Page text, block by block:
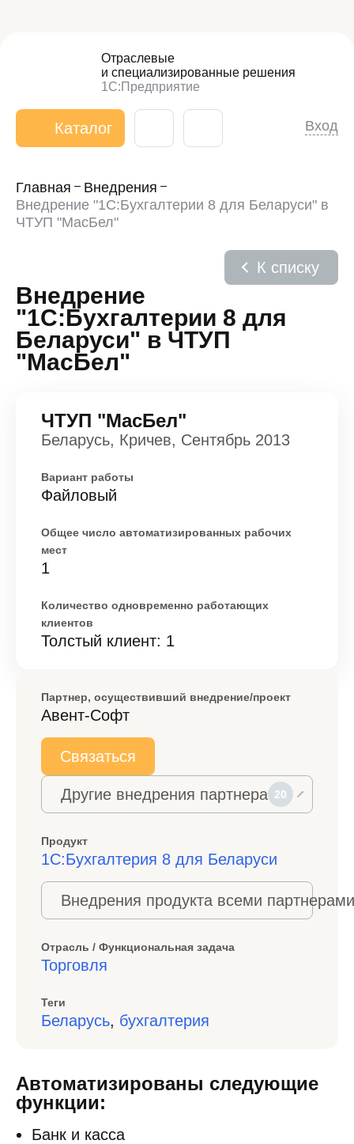
Отраслевые
и специализированные решения
1С:Предприятие
Каталог Вход
Главная
Внедрения
Внедрение "1С:Бухгалтерии 8 для Беларуси" в
ЧТУП "МасБел"
Внедрение
"1С:Бухгалтерии 8 для
Беларуси" в ЧТУП
"МасБел"
К списку
ЧТУП "МасБел"
Беларусь, Кричев, Сентябрь 2013
Вариант работы
Файловый
Общее число автоматизированных рабочих
мест
1
Количество одновременно работающих
клиентов
Толстый клиент: 1
Партнер, осуществивший внедрение/проект
Авент-Софт
Связаться
Другие внедрения партнера 20
Продукт
1С:Бухгалтерия 8 для Беларуси
Внедрения продукта всеми
Отрасль / Функциональная задача
Торговля
Теги
Беларусь, бухгалтерия
Автоматизированы следующие
функции:
Банк и касса